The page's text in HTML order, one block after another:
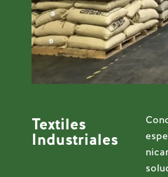
Textiles
Industriales